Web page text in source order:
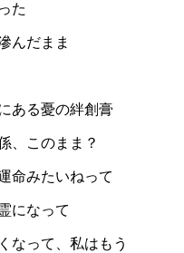
た
んだまま
ある憂の絆創膏
、このまま？
命みたいねって
になって
なって、私はもう